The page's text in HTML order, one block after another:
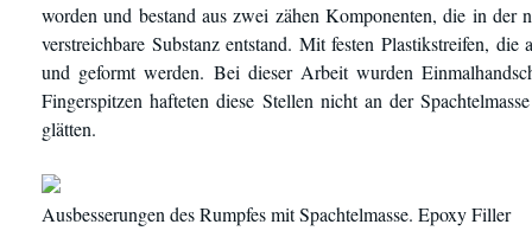
worden und bestand aus zwei zähen Komponenten, die in
verstreichbare Substanz entstand. Mit festen Plastikstreifen,
und geformt werden. Bei dieser Arbeit wurden
Fingerspitzen hafteten diese Stellen nicht an der
glätten.
Ausbesserungen des Rumpfes mit Spachtelmasse. Epoxy Filler